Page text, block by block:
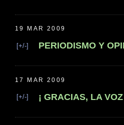
19 MAR 2009
[+/-] PERIODISMO Y
17 MAR 2009
[+/-] ¡ GRACIAS, LA